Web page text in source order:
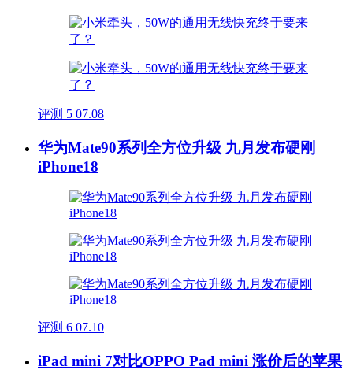
评测 5 07.08
华为Mate90系列全方位升级 九月发布硬刚
iPhone18
评测 6 07.10
iPad mini 7对比OPPO Pad mini 涨价后的苹果